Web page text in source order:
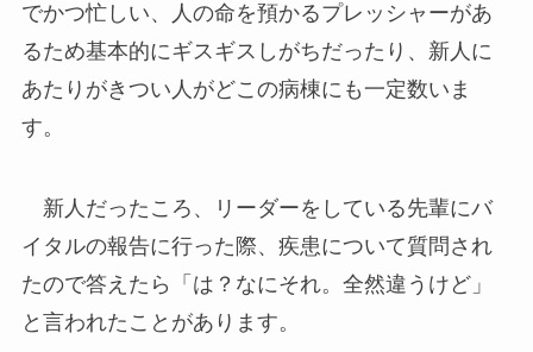
でかつ忙しい、人の命を預かるプレッシャーがあ
るため基本的にギスギスしがちだったり、新人に
あたりがきつい人がどこの病棟にも一定数いま
す。
新人だったころ、リーダーをしている先輩にバ
イタルの報告に行った際、疾患について質問され
たので答えたら「は？なにそれ。全然違うけど」
と言われたことがあります。